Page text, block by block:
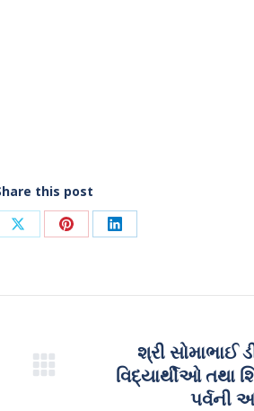
this post
Share
X
Share
Pinterest
Share
LinkedIn
શ્રી સોમાભાઈ
વિદ્યાર્થીઓ તથા
પર્વની